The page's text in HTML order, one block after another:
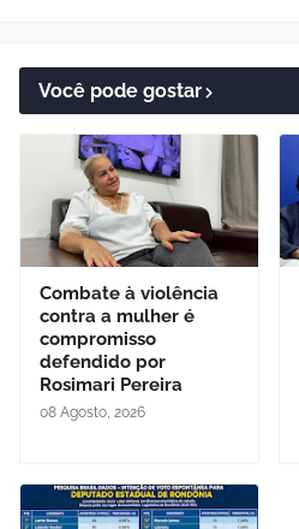
Você pode gostar
Combate à violência
contra a mulher é
compromisso
defendido por
Rosimari Pereira
08 Agosto, 2026